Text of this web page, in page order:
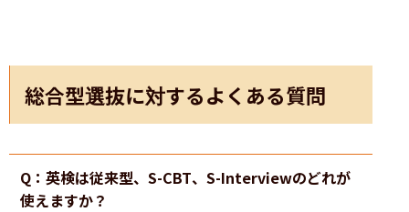
総合型選抜に対するよくある質問
Q：英検は従来型、S-CBT、S-Interviewのどれが
使えますか？